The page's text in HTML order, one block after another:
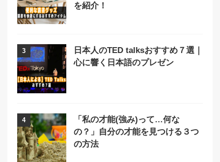
を紹介！
3
日本人のTED talksおすすめ７選｜
心に響く日本語のプレゼン
4
「私の才能(強み)って…何な
の？」自分の才能を見つける３つ
の方法